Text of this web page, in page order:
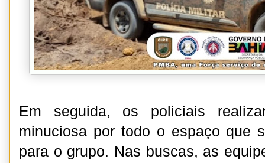
Em seguida, os policiais
minuciosa por todo o espaço que
para o grupo. Nas buscas, as